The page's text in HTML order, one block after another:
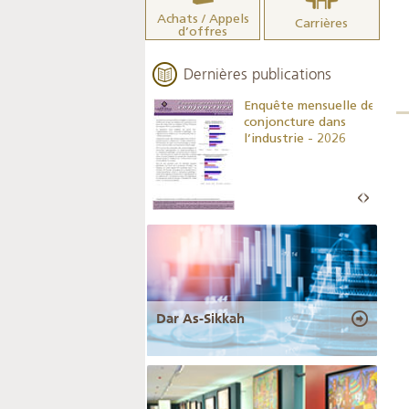
Achats / Appels
d’offres
Carrières
Dernières publications
Enquête mensuelle de
conjoncture dans
l’industrie - 2026
Dar As-Sikkah